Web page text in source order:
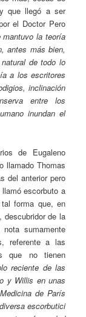
que llegó a ser
el Doctor Pero
la teoría
antes más bien,
de todo lo
a los escritores
inclinación
entre los
inundan el
de Eugaleno
llamado Thomas
del anterior pero
escorbuto a
forma que, en
descubridor de la
sumamente
referente a las
que no tienen
reciente de las
y Willis en unas
de París
escorbutici